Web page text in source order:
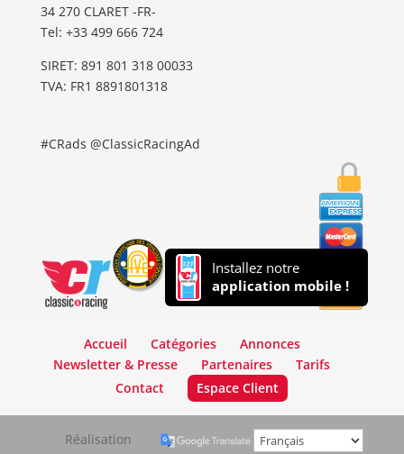
34 270 CLARET -FR-
Tel: ‭+33 499 666 724‬
SIRET: 891 801 318 00033
TVA: FR1 8891801318
#CRads @ClassicRacingAd
Installez notre
application mobile !
Accueil Catégories
Annonces
Newsletter & Presse
Partenaires
Tarifs
Contact
Espace Client
Réalisation